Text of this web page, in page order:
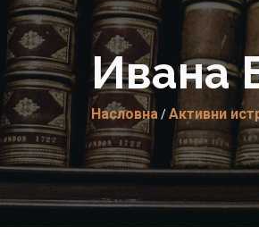
Ивана
Насловна/Активни